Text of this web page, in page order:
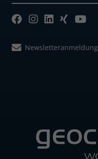
Newsletteranmeldung